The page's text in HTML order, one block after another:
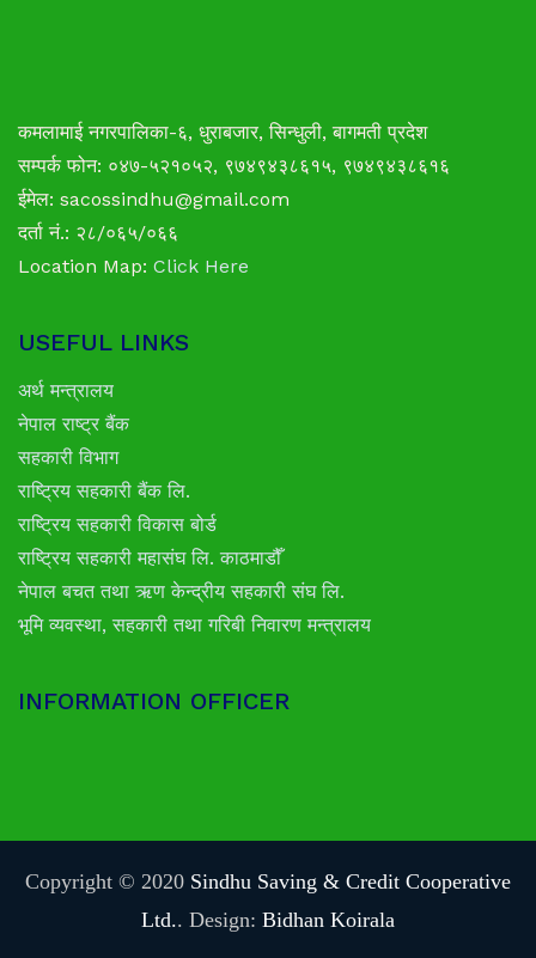
कमलामाई नगरपालिका-६, धुराबजार, सिन्धुली, बागमती प्रदेश
सम्पर्क फोन: ०४७-५२१०५२, ९७४९४३८६१५, ९७४९४३८६१६
ईमेल: sacossindhu@gmail.com
दर्ता नं.: २८/०६५/०६६
Location Map: Click Here
USEFUL LINKS
अर्थ मन्त्रालय
नेपाल राष्ट्र बैंक
सहकारी विभाग
राष्ट्रिय सहकारी बैंक लि.
राष्ट्रिय सहकारी विकास बोर्ड
राष्ट्रिय सहकारी महासंघ लि. काठमाडौँ
नेपाल बचत तथा ऋण केन्द्रीय सहकारी संघ लि.
भूमि व्यवस्था, सहकारी तथा गरिबी निवारण मन्त्रालय
INFORMATION OFFICER
Copyright © 2020 Sindhu Saving & Credit Cooperative
Ltd.. Design: Bidhan Koirala